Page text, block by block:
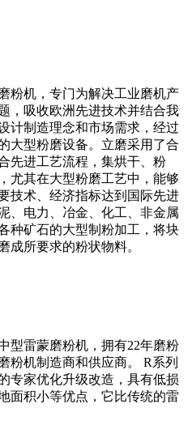
粉机，专门为解决工业磨机产
，吸收欧洲先进技术并结合我
计制造理念和市场需求，经过
大型粉磨设备。立磨采用了合
先进工艺流程，集烘干、粉
尤其在大型粉磨工艺中，能够
技术、经济指标达到国际先进
、电力、冶金、化工、非金属
种矿石的大型制粉加工，将块
成所要求的粉状物料。
型雷蒙磨粉机，拥有22年磨粉
粉机制造商和供应商。 R系列
专家优化升级改造，具有低损
面积小等优点，它比传统的雷